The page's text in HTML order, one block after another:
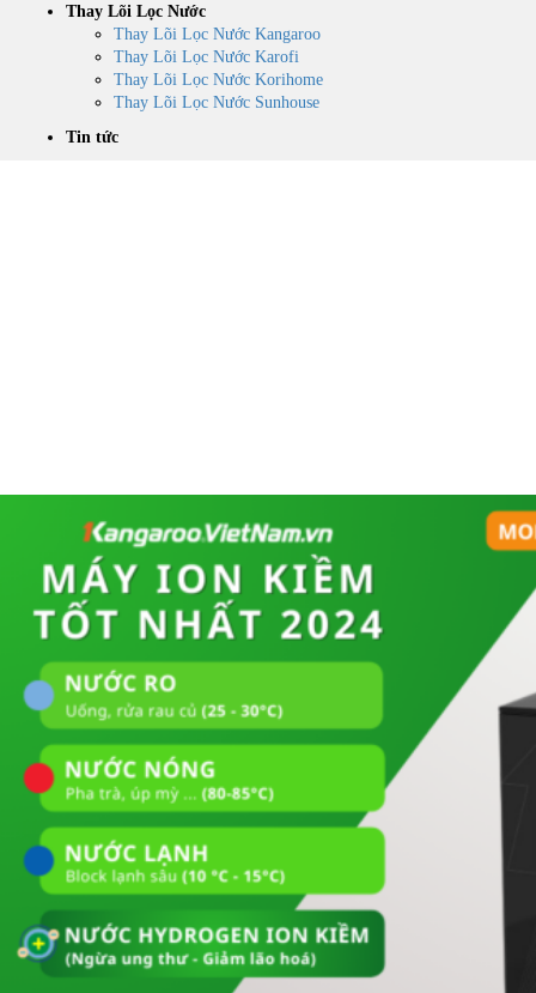
Thay Lõi Lọc Nước
Thay Lõi Lọc Nước Kangaroo
Thay Lõi Lọc Nước Karofi
Thay Lõi Lọc Nước Korihome
Thay Lõi Lọc Nước Sunhouse
Tin tức